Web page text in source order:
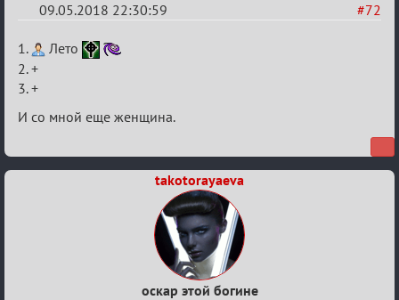
#72
09.05.2018 22:30:59
Re:
IX
Кубок
Вендетты
1.
Лето
2. +
3. +
И со мной еще женщина.
takotorayaeva
оскар этой богине